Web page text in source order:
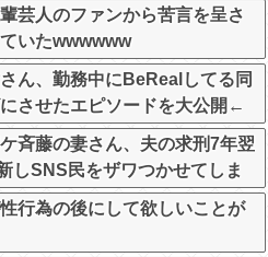
芸人のファンから苦言を呈さ
いたwwwwww
ん、勤務中にBeRealしてる同
させたエピソードを大公開←
？？？？
斉藤の妻さん、夫の求刑7年翌
しSNS民をザワつかせてしま
行為の後にして欲しいことが